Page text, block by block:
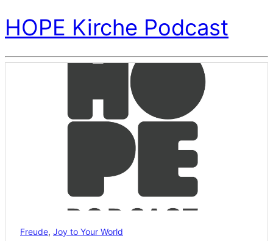
HOPE Kirche Podcast
Freude, Joy to Your World